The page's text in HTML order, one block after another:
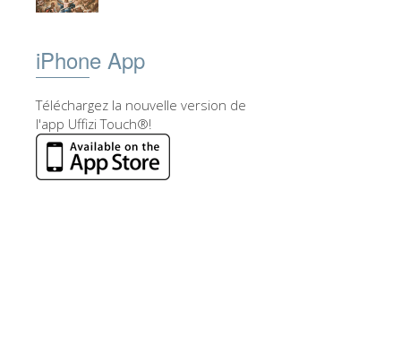
iPhone App
Téléchargez la nouvelle version de
l'app Uffizi Touch®!